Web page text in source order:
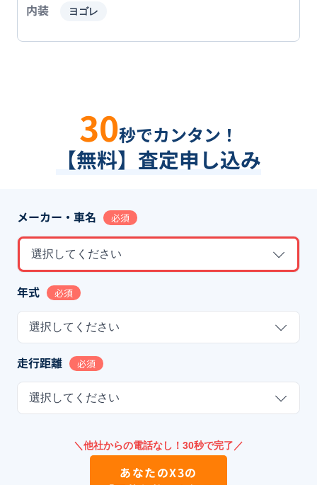
内装 ヨゴレ
30秒でカンタン！
【無料】査定申し込み
メーカー・車名 必須
選択してください
年式 必須
選択してください
走行距離 必須
選択してください
＼他社からの電話なし！30秒で完了／
あなたのX3の